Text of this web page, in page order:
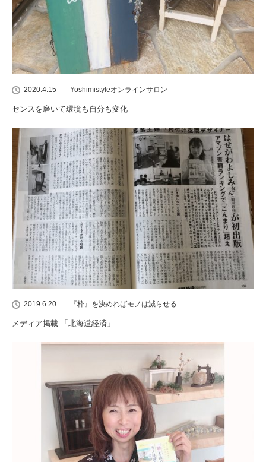
2020.4.15 Yoshimistyleオンラインサロン
センスを磨いて環境も自分も変化
2019.6.20 『枠』を決めればモノは減らせる
メディア掲載 「北海道経済」